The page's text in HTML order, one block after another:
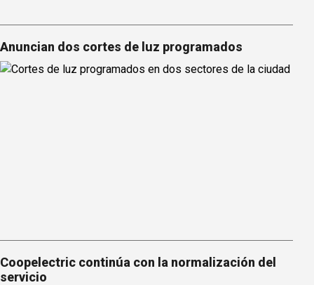
Anuncian dos cortes de luz programados
Coopelectric continúa con la normalización del
servicio